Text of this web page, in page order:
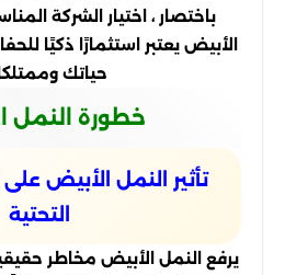
باختصار ، اختيار الشركة
الأبيض يعتبر استثمارًا ذكيًا
حياتك
خطورة النمل
تأثير النمل الأبيض على
التحتية
يرفع النمل الأبيض مخاطر